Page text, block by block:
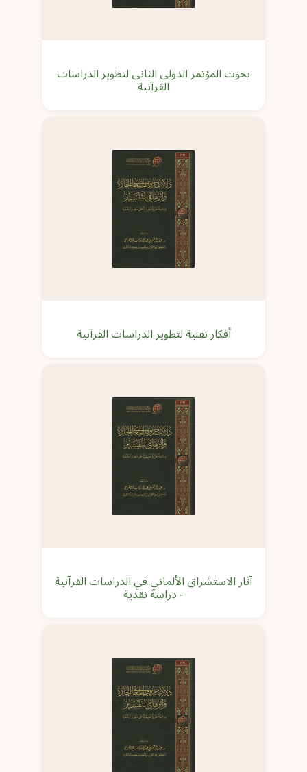
بحوث المؤتمر الدولي الثاني لتطوير الدراسات
القرآنية
أفكار تقنية لتطوير الدراسات القرآنية
آثار الاستشراق الألماني في الدراسات القرآنية
- دراسة نقدية